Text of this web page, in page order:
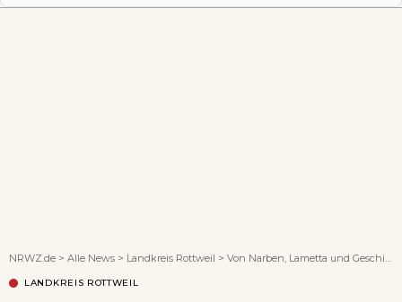
NRWZ.de > Alle News > Landkreis Rottweil > Von Narben, Lametta und Geschichts-Glitterung
LANDKREIS ROTTWEIL